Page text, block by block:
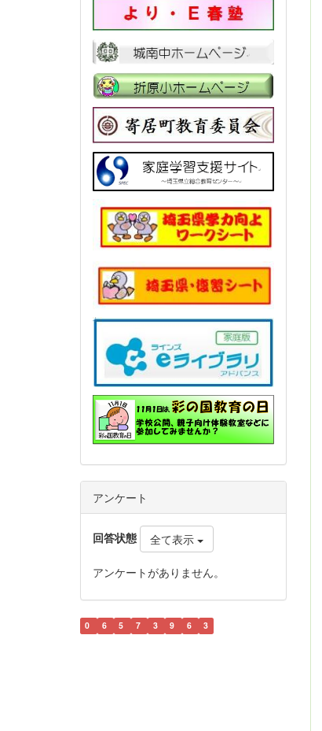
アンケート
回答状態 全て表示
アンケートがありません。
0 6 5 7 3 9 6 3